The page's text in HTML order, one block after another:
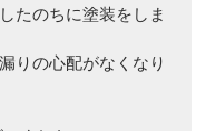
たのちに塗装をしま
りの心配がなくなり